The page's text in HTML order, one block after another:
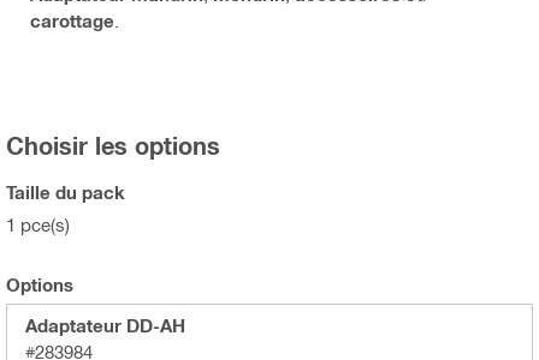
carottage
Choisir les options
Taille du pack
1 pce(s)
Options
Adaptateur DD-AH
#283984